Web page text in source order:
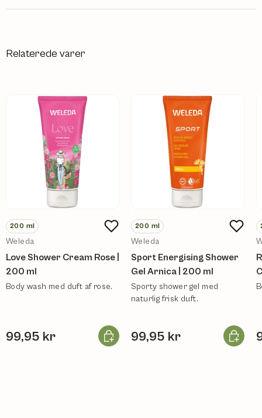
Relaterede varer
200 ml
Weleda
Love Shower Cream Rose |
200 ml
Body wash med duft af rose.
99,95 kr Læg i kurv
200 ml
Weleda
Sport Energising Shower
Gel Arnica | 200 ml
Sporty shower gel med
naturlig frisk duft.
99,95 kr Læg i